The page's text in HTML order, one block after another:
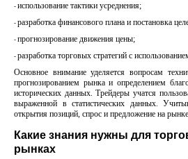
- использование тактики усреднения;
- разработка финансового плана и постановка
- прогнозирование движения цены;
- разработка торговых стратегий с
Основное внимание уделяется вопросам
прогнозированием рынка и определением
исторических данных. Трейдеры учатся
выраженной в статистических данных.
открытия позиций, спрос и предложение на
Какие знания нужны для
рынках